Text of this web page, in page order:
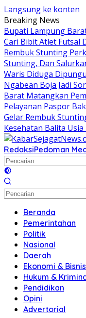
Langsung ke konten
Breaking News
Bupati Lampung
Cari Bibit Atlet Futsal
Rembuk Stunting
Stunting, Dan
Waris Diduga
Ngabean Boja Jadi
Barat Matangkan
Pelayanan Paspor
Gelar Rembuk
Kesehatan Balita Usia
RedaksiPedoman
Beranda
Pemerintahan
Politik
Nasional
Daerah
Ekonomi & Bisnis
Hukum &
Pendidikan
Opini
Advertorial